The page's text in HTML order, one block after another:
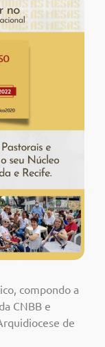
compondo a
CNBB e
de